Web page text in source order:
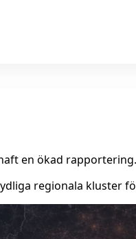
en ökad rapportering.
regionala kluster